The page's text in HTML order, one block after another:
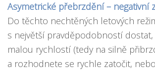
Asymetrické přebrzdění – negativní
Do těchto nechtěných letových
s největší pravděpodobností
malou rychlostí (tedy na silně
a rozhodnete se rychle zatočit,